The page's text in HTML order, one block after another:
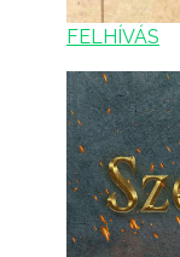
FELHÍVÁS